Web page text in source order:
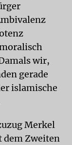
wir,
gerade
islamische
Merkel
dem Zweiten